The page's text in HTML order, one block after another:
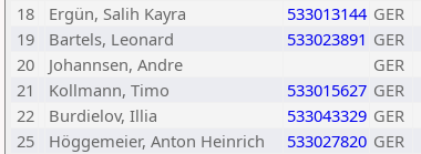
18
Ergün, Salih Kayra 533013144 GER
19
Bartels, Leonard 533023891 GER
20
Johannsen, Andre GER
21
Kollmann, Timo 533015627 GER
22
Burdielov, Illia 533043329 GER
25
Höggemeier, Anton Heinrich 533027820 GER